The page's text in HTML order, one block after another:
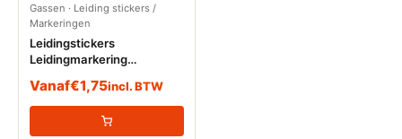
Gassen · Leiding stickers /
Markeringen
Leidingstickers
Leidingmarkering
Vanaf€1,75incl. BTW